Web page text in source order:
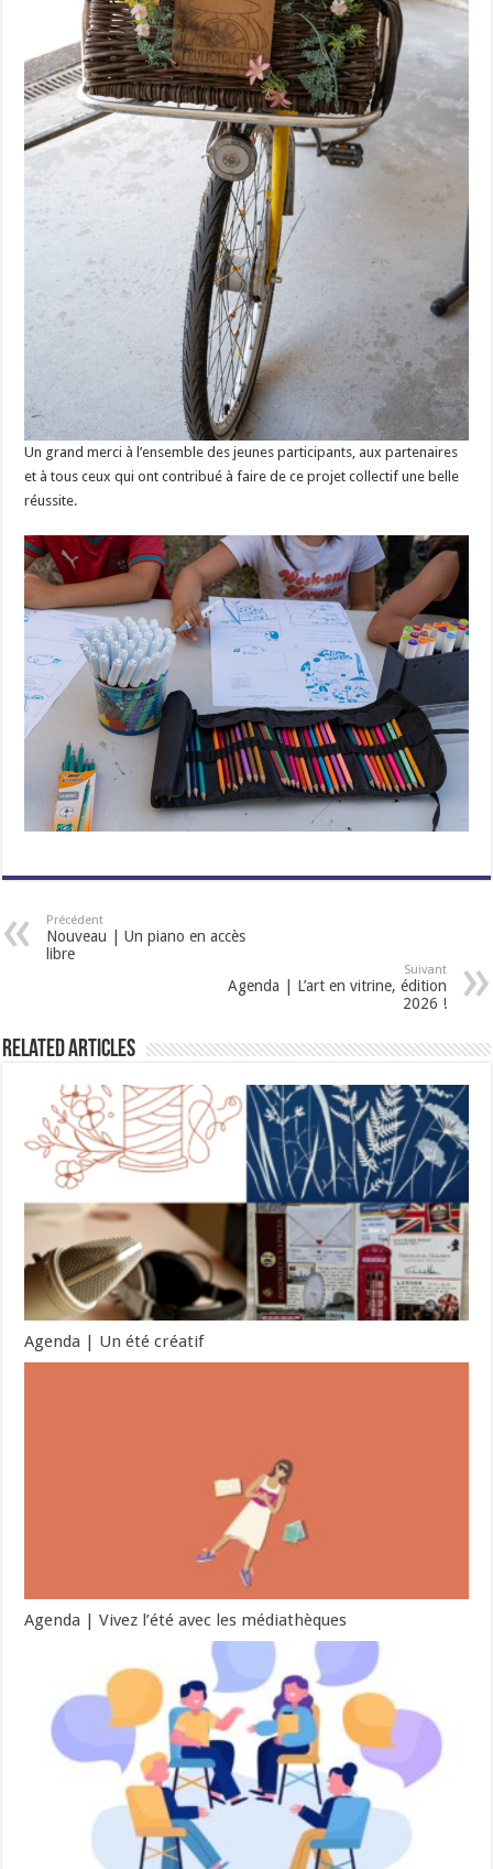
Un grand merci à l’ensemble des jeunes participants, aux partenaires
et à tous ceux qui ont contribué à faire de ce projet collectif une belle
réussite.
Précédent
Nouveau | Un piano en accès
libre
Suivant
Agenda | L’art en vitrine, édition
2026 !
Related Articles
Agenda | Un été créatif
Agenda | Vivez l’été avec les médiathèques